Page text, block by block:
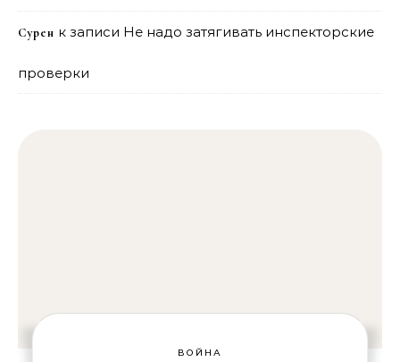
Сурен к записи Не надо затягивать инспекторские
проверки
ВОЙНА